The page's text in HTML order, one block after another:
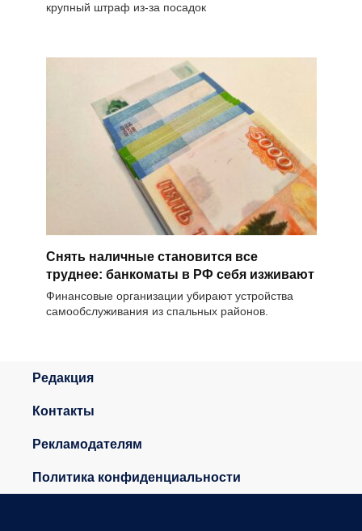
крупный штраф из-за посадок
Снять наличные становится все
труднее: банкоматы в РФ себя изживают
Финансовые организации убирают устройства
самообслуживания из спальных районов.
Редакция
Контакты
Рекламодателям
Политика конфиденциальности